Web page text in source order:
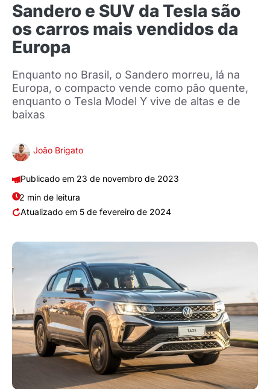
Sandero e SUV da Tesla são
os carros mais vendidos da
Europa
Enquanto no Brasil, o Sandero morreu, lá na
Europa, o compacto vende como pão quente,
enquanto o Tesla Model Y vive de altas e de
baixas
João Brigato
23 de novembro de 2023
2 min de leitura
5 de fevereiro de 2024